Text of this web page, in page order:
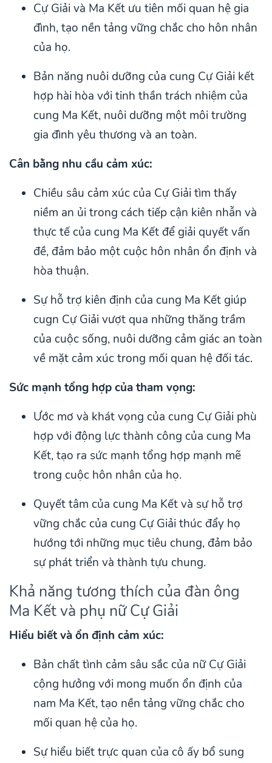
Cự Giải và Ma Kết ưu tiên mối quan hệ gia
đình, tạo nền tảng vững chắc cho hôn nhân
của họ.
Bản năng nuôi dưỡng của cung Cự Giải kết
hợp hài hòa với tinh thần trách nhiệm của
cung Ma Kết, nuôi dưỡng một môi trường
gia đình yêu thương và an toàn.
Cân bằng nhu cầu cảm xúc:
Chiều sâu cảm xúc của Cự Giải tìm thấy
niềm an ủi trong cách tiếp cận kiên nhẫn và
thực tế của cung Ma Kết để giải quyết vấn
đề, đảm bảo một cuộc hôn nhân ổn định và
hòa thuận.
Sự hỗ trợ kiên định của cung Ma Kết giúp
cugn Cự Giải vượt qua những thăng trầm
của cuộc sống, nuôi dưỡng cảm giác an toàn
về mặt cảm xúc trong mối quan hệ đối tác.
Sức mạnh tổng hợp của tham vọng:
Ước mơ và khát vọng của cung Cự Giải phù
hợp với động lực thành công của cung Ma
Kết, tạo ra sức mạnh tổng hợp mạnh mẽ
trong cuộc hôn nhân của họ.
Quyết tâm của cung Ma Kết và sự hỗ trợ
vững chắc của cung Cự Giải thúc đẩy họ
hướng tới những mục tiêu chung, đảm bảo
sự phát triển và thành tựu chung.
Khả năng tương thích của đàn ông
Ma Kết và phụ nữ Cự Giải
Hiểu biết và ổn định cảm xúc:
Bản chất tình cảm sâu sắc của nữ Cự Giải
cộng hưởng với mong muốn ổn định của
nam Ma Kết, tạo nền tảng vững chắc cho
mối quan hệ của họ.
Sự hiểu biết trực quan của cô ấy bổ sung